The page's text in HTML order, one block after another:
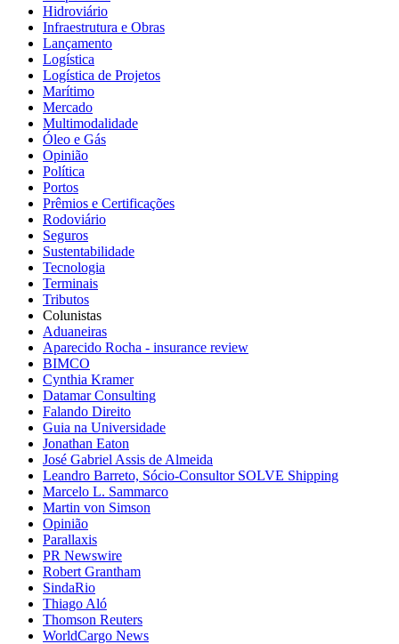
Hidroviário
Infraestrutura e Obras
Lançamento
Logística
Logística de Projetos
Marítimo
Mercado
Multimodalidade
Óleo e Gás
Opinião
Política
Portos
Prêmios e Certificações
Rodoviário
Seguros
Sustentabilidade
Tecnologia
Terminais
Tributos
Colunistas
Aduaneiras
Aparecido Rocha - insurance review
BIMCO
Cynthia Kramer
Datamar Consulting
Falando Direito
Guia na Universidade
Jonathan Eaton
José Gabriel Assis de Almeida
Leandro Barreto, Sócio-Consultor SOLVE Shipping
Marcelo L. Sammarco
Martin von Simson
Opinião
Parallaxis
PR Newswire
Robert Grantham
SindaRio
Thiago Aló
Thomson Reuters
WorldCargo News